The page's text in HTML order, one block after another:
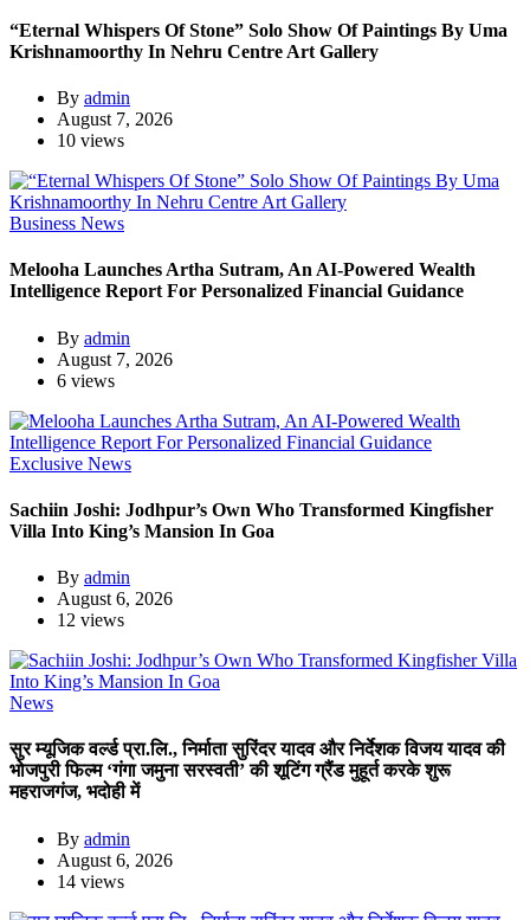
“Eternal Whispers Of Stone” Solo Show Of Paintings By Uma
Krishnamoorthy In Nehru Centre Art Gallery
By admin
August 7, 2026
10 views
Business News
Melooha Launches Artha Sutram, An AI-Powered Wealth
Intelligence Report For Personalized Financial Guidance
By admin
August 7, 2026
6 views
Exclusive News
Sachiin Joshi: Jodhpur’s Own Who Transformed Kingfisher
Villa Into King’s Mansion In Goa
By admin
August 6, 2026
12 views
News
सुर म्यूजिक वर्ल्ड प्रा.लि., निर्माता सुरिंदर यादव और निर्देशक विजय यादव की
भोजपुरी फिल्म ‘गंगा जमुना सरस्वती’ की शूटिंग ग्रैंड मुहूर्त करके शुरू
महराजगंज, भदोही में
By admin
August 6, 2026
14 views